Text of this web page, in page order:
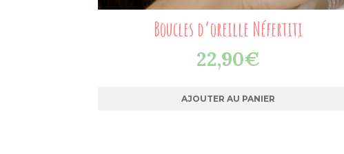
Boucles d’oreille Néfertiti
22,90€
AJOUTER AU PANIER